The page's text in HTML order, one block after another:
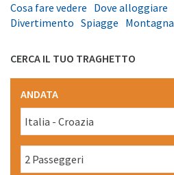
Cosa fare vedere Dove alloggiare
Divertimento Spiagge Montagna
CERCA IL TUO TRAGHETTO
ANDATA